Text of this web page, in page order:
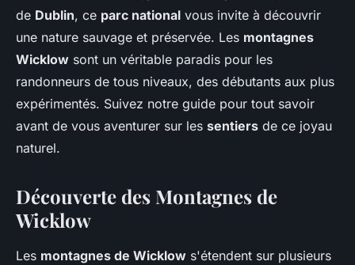
de Dublin, ce parc national vous invite à découvrir
une nature sauvage et préservée. Les montagnes
Wicklow sont un véritable paradis pour les
randonneurs de tous niveaux, des débutants aux plus
expérimentés. Suivez notre guide pour tout savoir
avant de vous aventurer sur les sentiers de ce joyau
naturel.
Découverte des Montagnes de
Wicklow
Les montagnes de Wicklow s'étendent sur plusieurs